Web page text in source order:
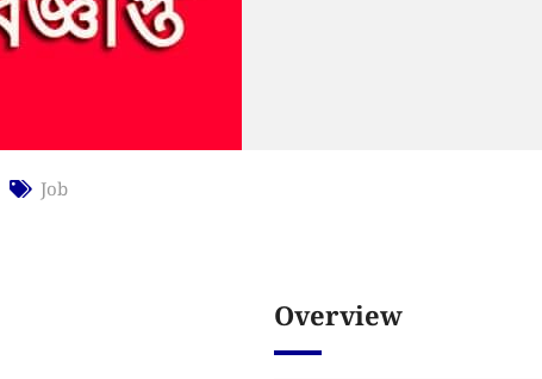
Job
Overview